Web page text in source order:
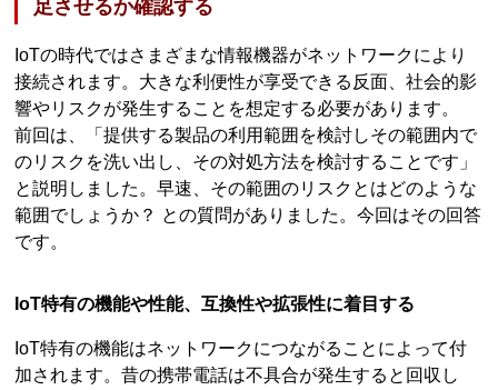
足させるか確認する
IoTの時代ではさまざまな情報機器がネットワークにより
接続されます。大きな利便性が享受できる反面、社会的影
響やリスクが発生することを想定する必要があります。
前回は、「提供する製品の利用範囲を検討しその範囲内で
のリスクを洗い出し、その対処方法を検討することです」
と説明しました。早速、その範囲のリスクとはどのような
範囲でしょうか？ との質問がありました。今回はその回答
です。
IoT特有の機能や性能、互換性や拡張性に着目する
IoT特有の機能はネットワークにつながることによって付
加されます。昔の携帯電話は不具合が発生すると回収し